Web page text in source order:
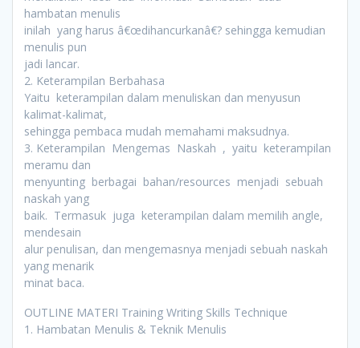
hambatan menulis
inilah yang harus â€œdihancurkanâ€? sehingga kemudian
menulis pun
jadi lancar.
2. Keterampilan Berbahasa
Yaitu keterampilan dalam menuliskan dan menyusun
kalimat-kalimat,
sehingga pembaca mudah memahami maksudnya.
3. Keterampilan Mengemas Naskah , yaitu keterampilan
meramu dan
menyunting berbagai bahan/resources menjadi sebuah
naskah yang
baik. Termasuk juga keterampilan dalam memilih angle,
mendesain
alur penulisan, dan mengemasnya menjadi sebuah naskah
yang menarik
minat baca.
OUTLINE MATERI Training Writing Skills Technique
1. Hambatan Menulis & Teknik Menulis